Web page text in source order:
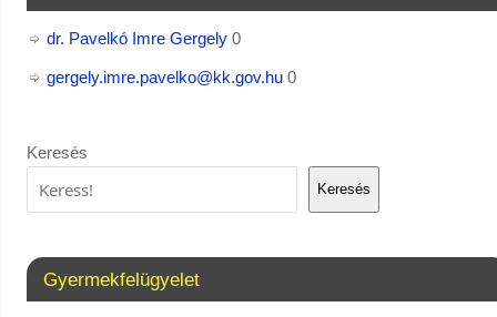
dr. Pavelkó Imre Gergely0
gergely.imre.pavelko@kk.gov.hu0
Keresés
Keresés
Gyermekfelügyelet